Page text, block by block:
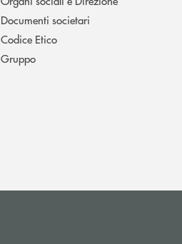
Documenti societari
Codice Etico
Gruppo